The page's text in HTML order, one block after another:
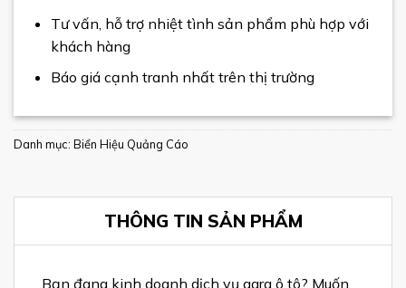
Tư vấn, hỗ trợ nhiệt tình sản phẩm phù hợp với
khách hàng
Báo giá cạnh tranh nhất trên thị trường
Danh mục: Biển Hiệu Quảng Cáo
THÔNG TIN SẢN PHẨM
Bạn đang kinh doanh dịch vụ gara ô tô? Muốn